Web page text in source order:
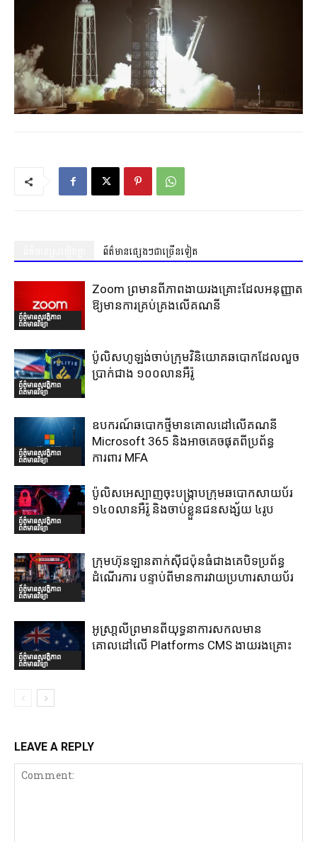
ព័ត៌មានផ្សេងៗជាច្រើនទៀត
ព័ត៌មានសុវត្ថិភាព
ព័ត៌មានវិទ្យា
Zoom ព្រមានពីភាពងាយរងគ្រោះដែលអនុញ្ញាត
ឱ្យមានការគ្រប់គ្រងលើគណនី
ព័ត៌មានសុវត្ថិភាព
ព័ត៌មានវិទ្យា
ប៉ូលិសហូឡង់ចាប់ក្រុមវិនិយោគឆបោកដែលលួច
ប្រាក់ជាង ១០០លានអឺរ៉ូ
ព័ត៌មានសុវត្ថិភាព
ព័ត៌មានវិទ្យា
ឧបករណ៍ឆបោកថ្មីមានគោលដៅលើគណនី
Microsoft 365 និងអាចគេចផុតពីប្រព័ន្ធ
ការពារ MFA
ព័ត៌មានសុវត្ថិភាព
ព័ត៌មានវិទ្យា
ប៉ូលិសអេស្បាញចុះបង្រ្កាបក្រុមឆបោកសាយប័រ
១៤០លានអឺរ៉ូ និងចាប់ខ្លួនជនសង្ស័យ ៤រូប
ព័ត៌មានសុវត្ថិភាព
ព័ត៌មានវិទ្យា
ក្រុមហ៊ុនឡានតាក់ស៊ីជប៉ុនធំជាងគេបិទប្រព័ន្ធ
ដំណើរការ បន្ទាប់ពីមានការវាយប្រហារសាយប័រ
ព័ត៌មានសុវត្ថិភាព
ព័ត៌មានវិទ្យា
អូស្រា្តលីព្រមានពីយុទ្ធនាការសកលមាន
គោលដៅលើ Platforms CMS ងាយរងគ្រោះ
LEAVE A REPLY